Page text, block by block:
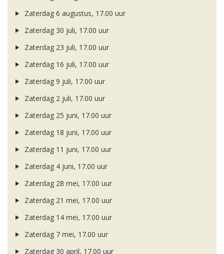
Zaterdag 6 augustus, 17.00 uur
Zaterdag 30 juli, 17.00 uur
Zaterdag 23 juli, 17.00 uur
Zaterdag 16 juli, 17.00 uur
Zaterdag 9 juli, 17.00 uur
Zaterdag 2 juli, 17.00 uur
Zaterdag 25 juni, 17.00 uur
Zaterdag 18 juni, 17.00 uur
Zaterdag 11 juni, 17.00 uur
Zaterdag 4 juni, 17.00 uur
Zaterdag 28 mei, 17.00 uur
Zaterdag 21 mei, 17.00 uur
Zaterdag 14 mei, 17.00 uur
Zaterdag 7 mei, 17.00 uur
Zaterdag 30 april, 17.00 uur